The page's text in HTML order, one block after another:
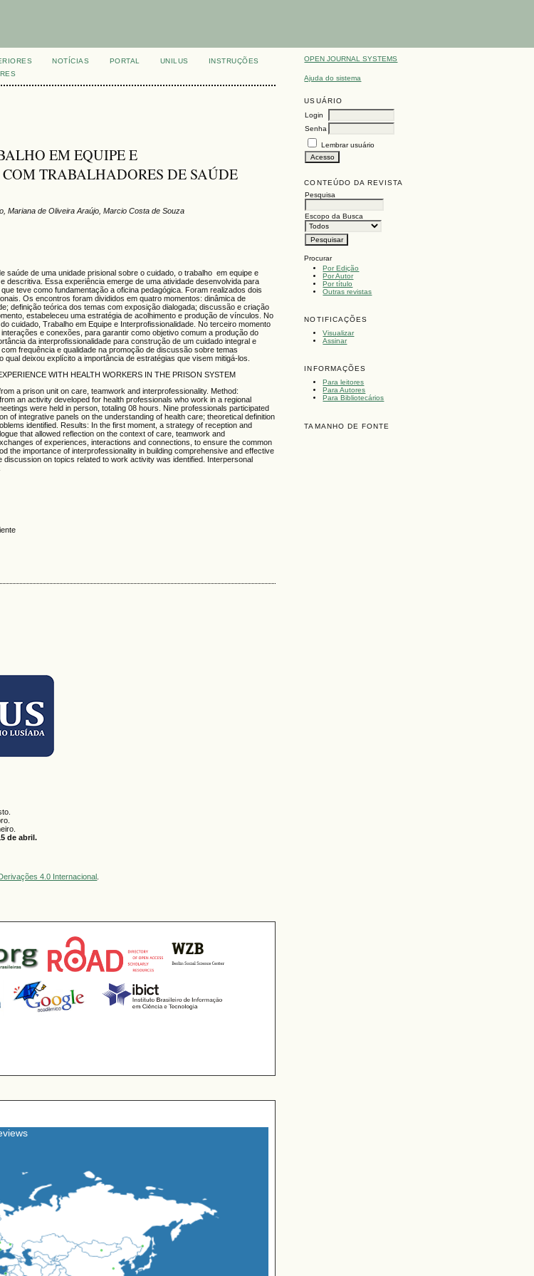
OPEN JOURNAL SYSTEMS
Ajuda do sistema
USUÁRIO
Login
Senha
Lembrar usuário
CONTEÚDO DA REVISTA
Pesquisa
Escopo da Busca
Procurar
Por Edição
Por Autor
Por título
Outras revistas
NOTIFICAÇÕES
Visualizar
Assinar
INFORMAÇÕES
Para leitores
Para Autores
Para Bibliotecários
TAMANHO DE FONTE
NOTÍCIAS PORTAL UNILUS
INSTRUÇÕES
EM EQUIPE E
TRABALHADORES DE SAÚDE
Mariana de Oliveira Araújo, Marcio Costa de Souza
de uma unidade prisional sobre o cuidado, o trabalho em equipe e
descritiva. Essa experiência emerge de uma atividade desenvolvida para
teve como fundamentação a oficina pedagógica. Foram realizados dois
Os encontros foram divididos em quatro momentos: dinâmica de
definição teórica dos temas com exposição dialogada; discussão e criação
estabeleceu uma estratégia de acolhimento e produção de vínculos. No
cuidado, Trabalho em Equipe e Interprofissionalidade. No terceiro momento
e conexões, para garantir como objetivo comum a produção do
da interprofissionalidade para construção de um cuidado integral e
frequência e qualidade na promoção de discussão sobre temas
deixou explícito a importância de estratégias que visem mitigá-los.
WITH HEALTH WORKERS IN THE PRISON SYSTEM
a prison unit on care, teamwork and interprofessionality. Method:
an activity developed for health professionals who work in a regional
were held in person, totaling 08 hours. Nine professionals participated
of integrative panels on the understanding of health care; theoretical definition
identified. Results: In the first moment, a strategy of reception and
that allowed reflection on the context of care, teamwork and
of experiences, interactions and connections, to ensure the common
the importance of interprofessionality in building comprehensive and effective
on topics related to work activity was identified. Interpersonal
de abril.
4.0 Internacional